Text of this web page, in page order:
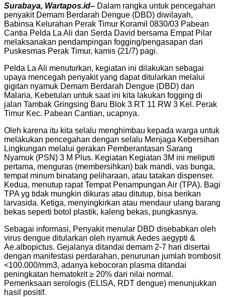
Surabaya, Wartapos.id– Dalam rangka untuk pencegahan
penyakit Demam Berdarah Dengue (DBD) diwilayah,
Babinsa Kelurahan Perak Timur Koramil 0830/03 Pabean
Cantia Pelda La Ali dan Serda David bersama Empat Pilar
melaksanakan pendampingan fogging/pengasapan dari
Puskesmas Perak Timur, kamis (21/7) pagi.
Pelda La Ali menuturkan, kegiatan ini dilakukan sebagai
upaya mencegah penyakit yang dapat ditularkan melalui
gigitan nyamuk Demam Berdarah Dengue (DBD) dan
Malaria, Kebetulan untuk saat ini kita lakukan fogging di
jalan Tambak Gringsing Baru Blok 3 RT 11 RW 3 Kel. Perak
Timur Kec. Pabean Cantian, ucapnya.
Oleh karena itu kita selalu menghimbau kepada warga untuk
melakukan pencegahan dengan selalu Menjaga Kebersihan
Lingkungan melalui gerakan Pemberantasan Sarang
Nyamuk (PSN) 3 M Plus. Kegiatan Kegiatan 3M ini meliputi
pertama, menguras (membersihkan) bak mandi, vas bunga,
tempat minum binatang peliharaan, atau tatakan dispenser.
Kedua, menutup rapat Tempat Penampungan Air (TPA). Bagi
TPA yg tidak mungkin dikuras atau ditutup, bisa berikan
larvasida. Ketiga, menyingkirkan atau mendaur ulang barang
bekas seperti botol plastik, kaleng bekas, pungkasnya.
Sebagai informasi, Penyakit menular DBD disebabkan oleh
virus dengue ditularkan oleh nyamuk Aedes aegypti &
Ae.albopictus. Gejalanya ditandai demam 2-7 hari disertai
dengan manifestasi perdarahan, penurunan jumlah trombosit
<100.000/mm3, adanya kebocoran plasma ditandai
peningkatan hematokrit ≥ 20% dari nilai normal.
Pemeriksaan serologis (ELISA, RDT dengue) menunjukkan
hasil positif.